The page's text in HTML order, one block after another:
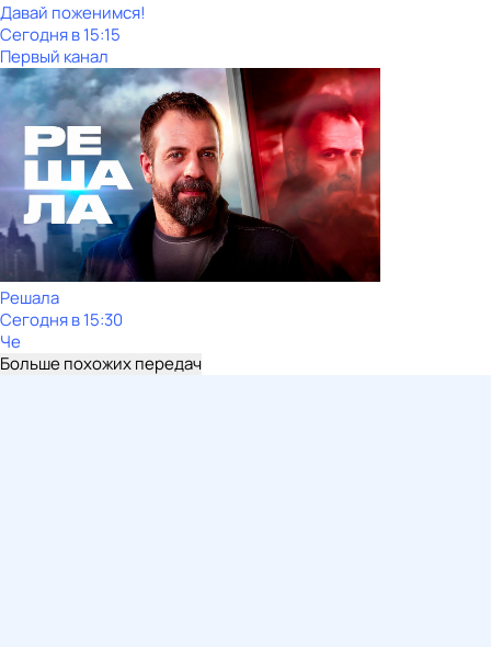
Давай поженимся!
Сегодня в 15:15
Первый канал
Решала
Сегодня в 15:30
Че
Больше похожих передач